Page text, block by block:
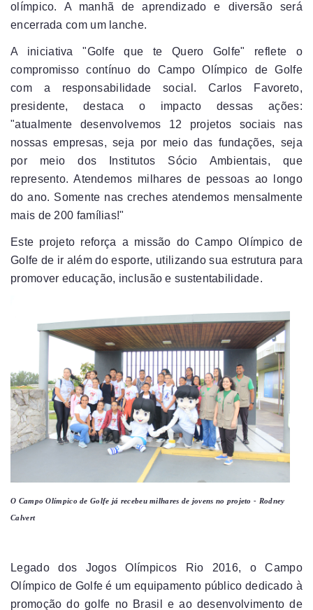
olímpico. A manhã de aprendizado e diversão será
encerrada com um lanche.
A iniciativa "Golfe que te Quero Golfe" reflete o
compromisso contínuo do Campo Olímpico de Golfe
com a responsabilidade social. Carlos Favoreto,
presidente, destaca o impacto dessas ações:
"atualmente desenvolvemos 12 projetos sociais nas
nossas empresas, seja por meio das fundações, seja
por meio dos Institutos Sócio Ambientais, que
represento. Atendemos milhares de pessoas ao longo
do ano. Somente nas creches atendemos mensalmente
mais de 200 famílias!"
Este projeto reforça a missão do Campo Olímpico de
Golfe de ir além do esporte, utilizando sua estrutura para
promover educação, inclusão e sustentabilidade.
O Campo Olímpico de Golfe já recebeu milhares de jovens no projeto - Rodney
Calvert
Legado dos Jogos Olímpicos Rio 2016, o Campo
Olímpico de Golfe é um equipamento público dedicado à
promoção do golfe no Brasil e ao desenvolvimento de